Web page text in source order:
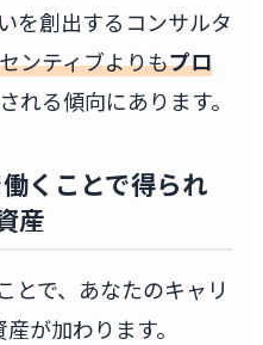
を創出するコンサルタ
ンティブよりもプロ
れる傾向にあります。
くことで得られ
産
とで、あなたのキャリ
が加わります。